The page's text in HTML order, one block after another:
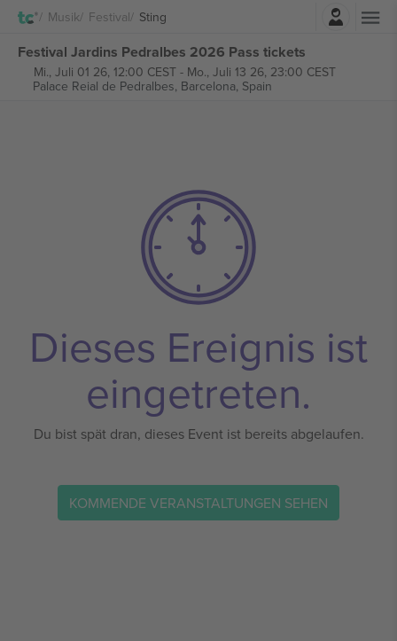
Musik Festival Sting
Festival Jardins Pedralbes 2026 Pass tickets
Mi., Juli 01 26, 12:00 CEST- Mo., Juli 13 26, 23:00 CEST
Palace Reial de Pedralbes, Barcelona, Spain
Dieses Ereignis ist
eingetreten.
Du bist spät dran, dieses Event ist bereits abgelaufen.
KOMMENDE VERANSTALTUNGEN SEHEN